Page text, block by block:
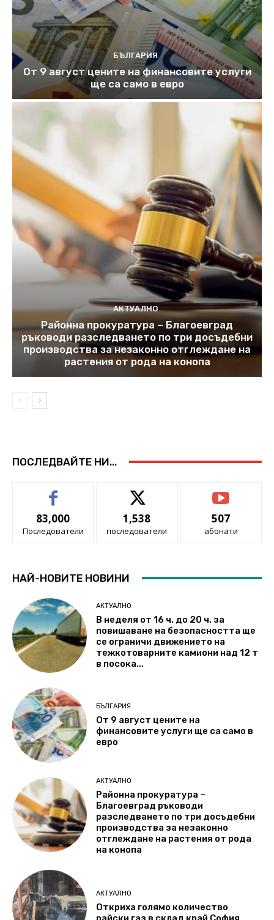
БЪЛГАРИЯ
От 9 август цените на финансовите услуги
ще са само в евро
АКТУАЛНО
Районна прокуратура – Благоевград
ръководи разследването по три досъдебни
производства за незаконно отглеждане на
растения от рода на конопа
ПОСЛЕДВАЙТЕ НИ...
83,000
Последователи
1,538
последователи
507
абонати
НАЙ-НОВИТЕ НОВИНИ
АКТУАЛНО
В неделя от 16 ч. до 20 ч. за
повишаване на безопасността ще
се ограничи движението на
тежкотоварните камиони над 12 т
в посока...
БЪЛГАРИЯ
От 9 август цените на
финансовите услуги ще са само в
евро
АКТУАЛНО
Районна прокуратура –
Благоевград ръководи
разследването по три досъдебни
производства за незаконно
отглеждане на растения от рода
на конопа
АКТУАЛНО
Откриха голямо количество